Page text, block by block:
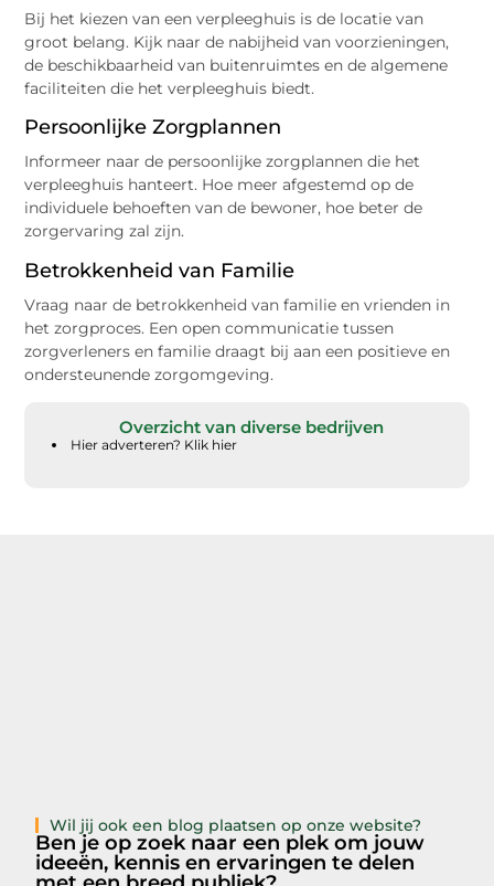
Bij het kiezen van een verpleeghuis is de locatie van
groot belang. Kijk naar de nabijheid van voorzieningen,
de beschikbaarheid van buitenruimtes en de algemene
faciliteiten die het verpleeghuis biedt.
Persoonlijke Zorgplannen
Informeer naar de persoonlijke zorgplannen die het
verpleeghuis hanteert. Hoe meer afgestemd op de
individuele behoeften van de bewoner, hoe beter de
zorgervaring zal zijn.
Betrokkenheid van Familie
Vraag naar de betrokkenheid van familie en vrienden in
het zorgproces. Een open communicatie tussen
zorgverleners en familie draagt bij aan een positieve en
ondersteunende zorgomgeving.
Overzicht van diverse bedrijven
Hier adverteren? Klik hier
Wil jij ook een blog plaatsen op onze website?
Ben je op zoek naar een plek om jouw
ideeën, kennis en ervaringen te delen